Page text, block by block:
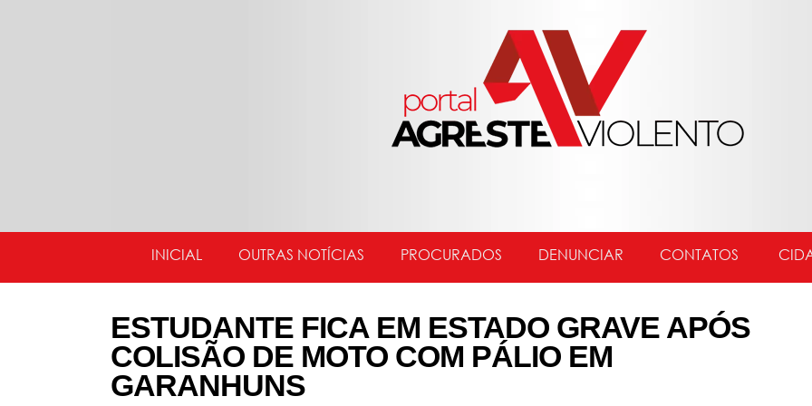
INICIAL OUTRAS NOTÍCIAS PROCURADOS DENUNCIAR CONTATOS
ESTUDANTE FICA EM ESTADO GRAVE APÓS
COLISÃO DE MOTO COM PÁLIO EM
GARANHUNS